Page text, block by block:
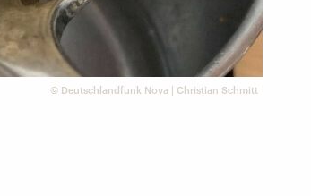
© Deutschlandfunk Nova | Christian Schmitt